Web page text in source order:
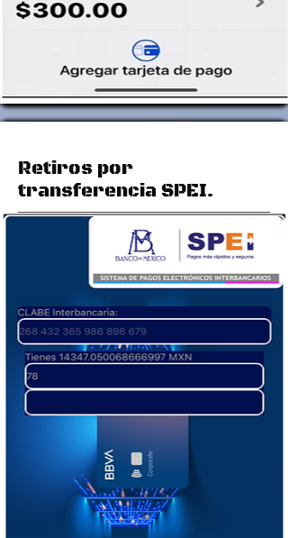
Retiros por
transferencia SPEI.